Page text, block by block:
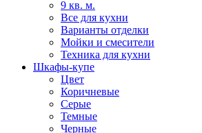
9 кв. м.
Все для кухни
Варианты отделки
Мойки и смесители
Техника для кухни
Шкафы-купе
Цвет
Коричневые
Серые
Темные
Черные